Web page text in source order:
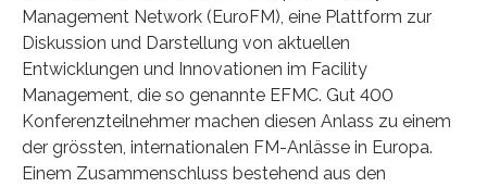
Management Network (EuroFM), eine Plattform zur
Diskussion und Darstellung von aktuellen
Entwicklungen und Innovationen im Facility
Management, die so genannte EFMC. Gut 400
Konferenzteilnehmer machen diesen Anlass zu einem
der grössten, internationalen FM-Anlässe in Europa.
Einem Zusammenschluss bestehend aus den